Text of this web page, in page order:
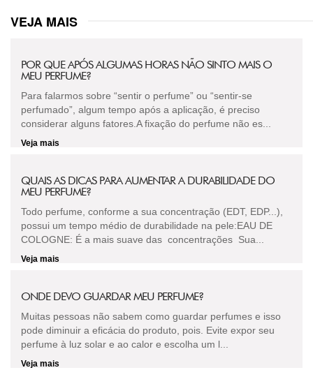
VEJA MAIS
POR QUE APÓS ALGUMAS HORAS NÃO SINTO MAIS O
MEU PERFUME?
Para falarmos sobre “sentir o perfume” ou “sentir-se
perfumado”, algum tempo após a aplicação, é preciso
considerar alguns fatores.A fixação do perfume não es...
Veja mais
QUAIS AS DICAS PARA AUMENTAR A DURABILIDADE DO
MEU PERFUME?
Todo perfume, conforme a sua concentração (EDT, EDP...),
possui um tempo médio de durabilidade na pele:EAU DE
COLOGNE: É a mais suave das concentrações Sua...
Veja mais
ONDE DEVO GUARDAR MEU PERFUME?
Muitas pessoas não sabem como guardar perfumes e isso
pode diminuir a eficácia do produto, pois. Evite expor seu
perfume à luz solar e ao calor e escolha um l...
Veja mais